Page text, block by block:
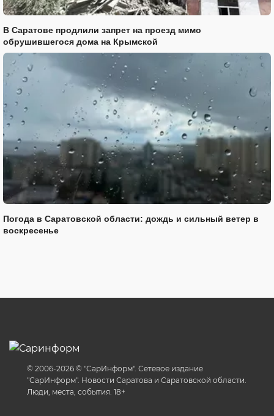
В Саратове продлили запрет на проезд мимо
обрушившегося дома на Крымской
Погода в Саратовской области: дождь и сильный ветер в
воскресенье
© 2006-2026 © "СарИнформ". Сетевое издание
"СарИнформ". Новости Саратова и Саратовской области.
Люди, места, события. 18+